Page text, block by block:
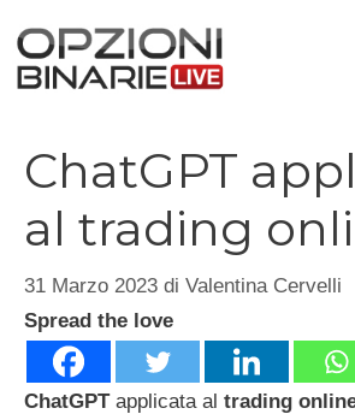
contenuto
ChatGPT
al trading
31 Marzo 2023 di Valentina Cervelli
Spread the love
ChatGPTapplicata al trading